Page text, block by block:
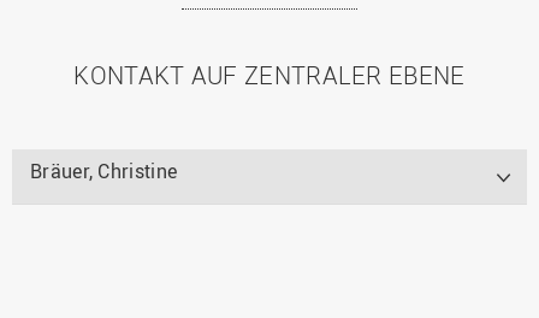
KONTAKT AUF ZENTRALER EBENE
Bräuer, Christine